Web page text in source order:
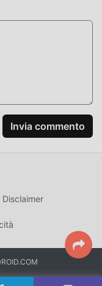
gioco è stata
utenti di dedicare
abilità nel
di accumulazione
situazione. Qui,
parte delle tue
noioso. Le
questo
Invia commento
Disclaimer